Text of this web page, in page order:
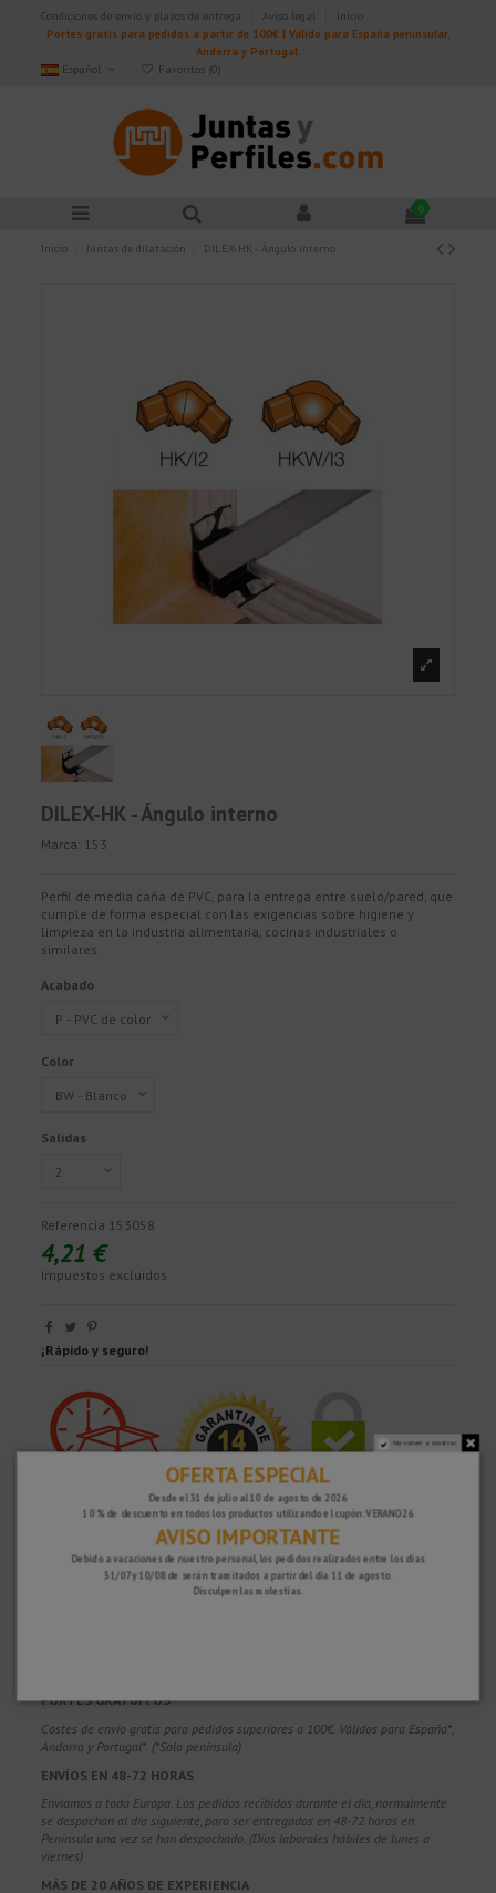
Condiciones de envío y plazos de entrega Aviso legal
Inicio
Portes gratis para pedidos a partir de 100€ | Válido para España peninsular,
Andorra y Portugal.
Español
Favoritos (0)
0
Inicio Juntas de dilatación DILEX-HK - Ángulo interno
DILEX-HK - Ángulo interno
Marca: 153
Perfil de media caña de PVC, para la entrega entre suelo/pared, que
cumple de forma especial con las exigencias sobre higiene y
limpieza en la industria alimentaria, cocinas industriales o
similares.
Acabado
Color
Salidas
Referencia 153058
4,21 €
Impuestos excluidos
¡Rápido y seguro!
PORTES GRATUITOS
Costes de envío gratis para pedidos superiores a 100€. Válidos para España*,
Andorra y Portugal*. (*Solo península)
ENVÍOS EN 48-72 HORAS
Enviamos a toda Europa. Los pedidos recibidos durante el día, normalmente
se despachan al día siguiente, para ser entregados en 48-72 horas en
Península una vez se han despachado. (Días laborales hábiles de lunes a
viernes)
MÁS DE 20 AÑOS DE EXPERIENCIA
No volver a mostrar.
OFERTA ESPECIAL
Desde el 31 de julio al 10 de agosto de 2026
10 % de descuento en todos los productos utilizando el cupón: VERANO26
AVISO IMPORTANTE
Debido a vacaciones de nuestro personal, los pedidos realizados entre los días
31/07 y 10/08 de serán tramitados a partir del día 11 de agosto.
Disculpen las molestias.